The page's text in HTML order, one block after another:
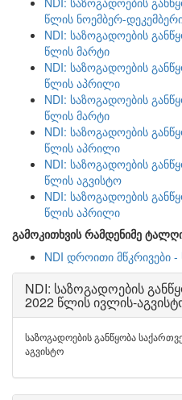
წლის ნოემბერ-
NDI: საზოგადოების
წლის მარტი
NDI: საზოგადოების
წლის აპრილი
NDI: საზოგადოების
წლის მარტი
NDI: საზოგადოების
წლის აპრილი
NDI: საზოგადოების
წლის აგვისტო
NDI: საზოგადოების
წლის აპრილი
გამოკითხვის რამდენიმე
NDI დროითი მწკრივები
NDI: საზოგადოების
2022 წლის ივლის-
საზოგადოების განწყობა
აგვისტო